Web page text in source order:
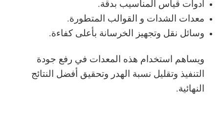
أدوات قياس المناسيب بدقة.
معدات الشدات و القوالب المتطورة.
وسائل نقل وتجهيز الخرسانة بأعلى كفاءة.
ويساهم استخدام هذه المعدات في رفع جودة
التنفيذ وتقليل نسبة الهدر وتحقيق أفضل النتائج
النهائية.